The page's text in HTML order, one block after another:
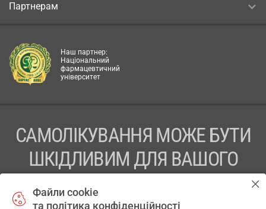
Партнерам
Наш партнер:
Національний
фармацевтичний
університет
САМОЛІКУВАННЯ МОЖЕ БУТИ
ШКІДЛИВИМ ДЛЯ ВАШОГО
Файли cookie
та політика конфіденційності